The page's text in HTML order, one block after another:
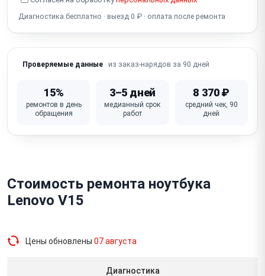
Разбит экран
Диагностика бесплатно · выезд 0 ₽ · оплата после ремонта
Проверяемые данные из заказ-нарядов за 90 дней
15%
ремонтов в день
обращения
3–5 дней
медианный срок
работ
8 370 ₽
средний чек, 90
дней
Стоимость ремонта ноутбука
Lenovo V15
Цены обновлены 07 августа
Диагностика